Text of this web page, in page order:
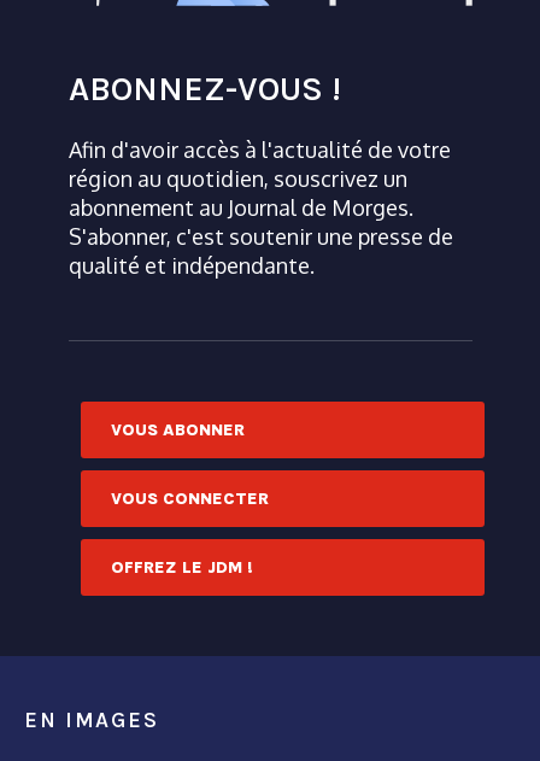
ABONNEZ-VOUS !
Afin d'avoir accès à l'actualité de votre
région au quotidien, souscrivez un
abonnement au Journal de Morges.
S'abonner, c'est soutenir une presse de
qualité et indépendante.
VOUS ABONNER
VOUS CONNECTER
OFFREZ LE JDM !
EN IMAGES